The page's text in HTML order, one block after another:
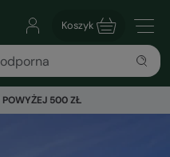
Koszyk
POWYŻEJ 500 ZŁ